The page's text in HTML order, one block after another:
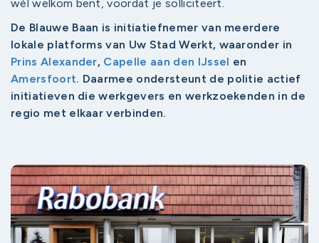
wél welkom bent, voordat je solliciteert.
De Blauwe Baan is initiatiefnemer van meerdere
lokale platforms van Uw Stad Werkt, waaronder in
Prins Alexander, Capelle aan den IJssel en
Amersfoort. Daarmee ondersteunt de politie actief
initiatieven die werkgevers en werkzoekenden in de
regio met elkaar verbinden.